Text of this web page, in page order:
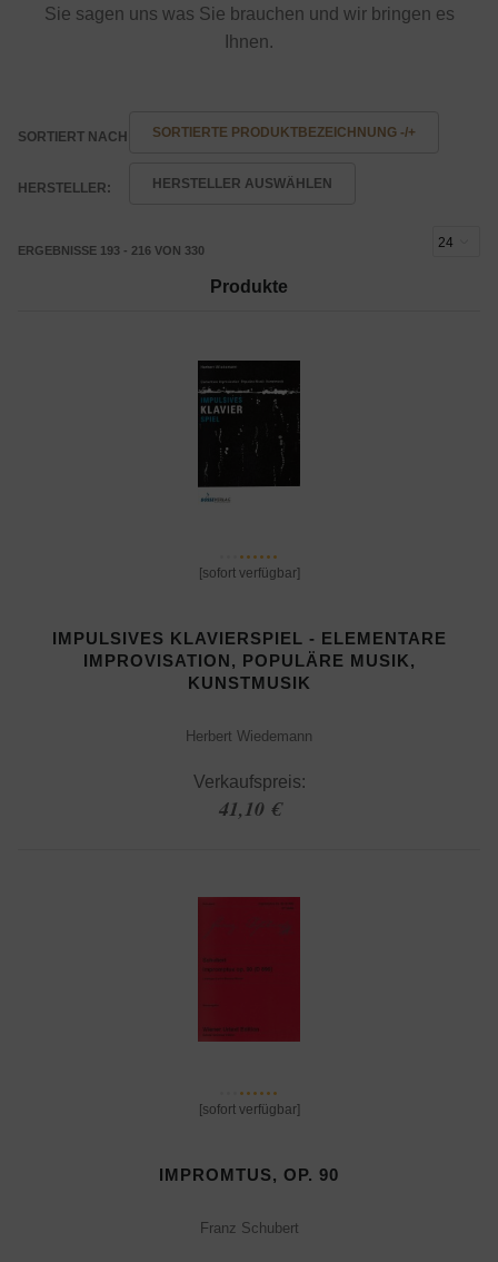
Sie sagen uns was Sie brauchen und wir bringen es
Ihnen.
SORTIERT NACH SORTIERTE PRODUKTBEZEICHNUNG -/+
HERSTELLER: HERSTELLER AUSWÄHLEN
ERGEBNISSE 193 - 216 VON 330
Produkte
[sofort verfügbar]
IMPULSIVES KLAVIERSPIEL - ELEMENTARE
IMPROVISATION, POPULÄRE MUSIK,
KUNSTMUSIK
Herbert Wiedemann
Verkaufspreis:
41,10 €
[sofort verfügbar]
IMPROMTUS, OP. 90
Franz Schubert